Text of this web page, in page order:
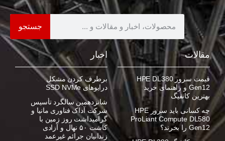
جستجو
مقالات
قیمت سرور HPE DL380
Gen12 و راهنمای خرید
بهترین کانفیگ
چه کسانی باید سرور HPE
ProLiant Compute DL580
Gen12 را بخرند؟
اخبار
برطرف کردن مشکل
درایوهای SSD NVMe
شانزدهمین سالگرد تأسیس
شرکت آداک فناوری مانیا و
گرامیداشت روز زمین با
کاشت ۵۰ نهال و آزادی
زندانیان جرائم غیرعمد